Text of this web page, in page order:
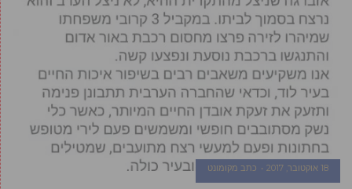
18 אוקטובר, 2017 כתב מקומונט